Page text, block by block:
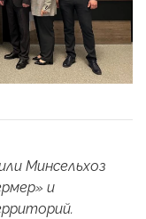
Минсельхоз
и